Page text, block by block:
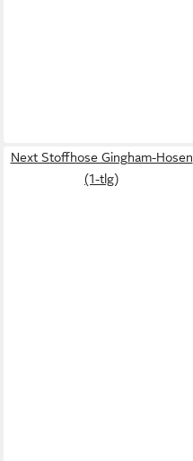
Next Stoffhose Gingham-Hosen
(1-tlg)